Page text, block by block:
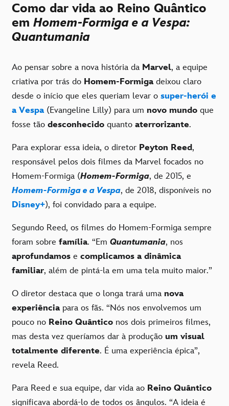
Como dar vida ao Reino Quântico
em Homem-Formiga e a Vespa:
Quantumania
Ao pensar sobre a nova história da Marvel, a equipe
criativa por trás do Homem-Formigadeixou claro
desde o início que eles queriam levar o super-herói e
a Vespa(Evangeline Lilly) para um novo mundo que
fosse tão desconhecido quanto aterrorizante.
Para explorar essa ideia, o diretor Peyton Reed,
responsável pelos dois filmes da Marvel focados no
Homem-Formiga (Homem-Formiga, de 2015, e
Homem-Formiga e a Vespa, de 2018, disponíveis no
Disney+), foi convidado para a equipe.
Segundo Reed, os filmes do Homem-Formiga sempre
foram sobre família. “Em Quantumania, nos
aprofundamos e complicamos a dinâmica
familiar, além de pintá-la em uma tela muito maior.”
O diretor destaca que o longa trará uma nova
experiênciapara os fãs. “Nós nos envolvemos um
pouco no Reino Quântico nos dois primeiros filmes,
mas desta vez queríamos dar à produção um visual
totalmente diferente. É uma experiência épica”,
revela Reed.
Para Reed e sua equipe, dar vida ao Reino Quântico
significava abordá-lo de todos os ângulos. “A ideia é